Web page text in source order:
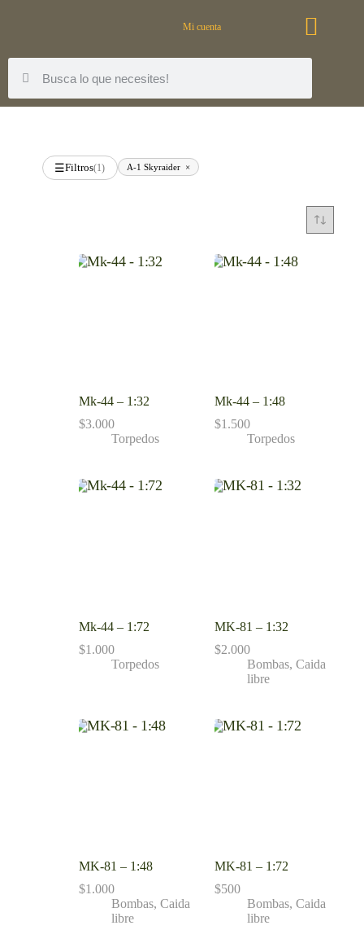
Mi cuenta
☰Filtros(1) A-1 Skyraider ×
Mk-44 – 1:32
$3.000
Torpedos
Mk-44 – 1:48
$1.500
Torpedos
Mk-44 – 1:72
$1.000
Torpedos
MK-81 – 1:32
$2.000
Bombas, Caida
libre
MK-81 – 1:48
$1.000
Bombas, Caida
libre
MK-81 – 1:72
$500
Bombas, Caida
libre